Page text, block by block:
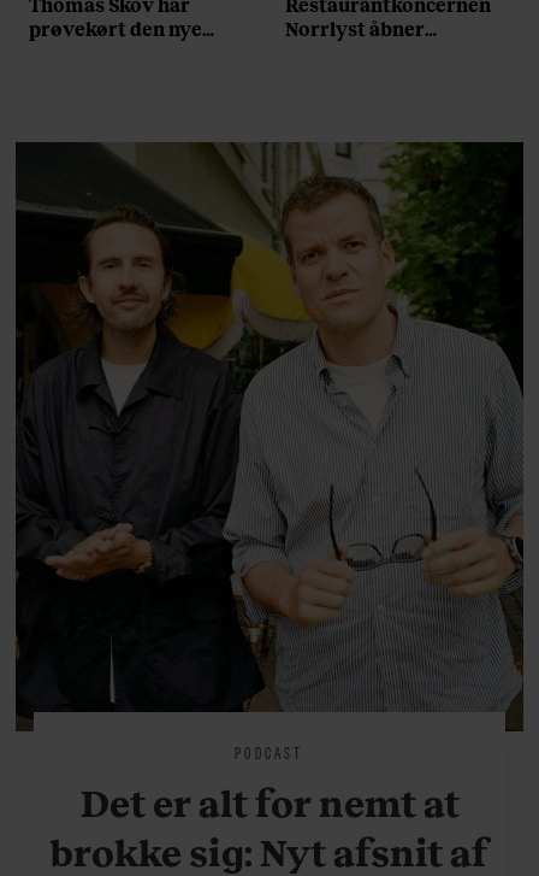
prøvekørt den nye
Norrlyst åbner
PODCAST
Det er alt for nemt at
brokke sig: Nyt afsnit af